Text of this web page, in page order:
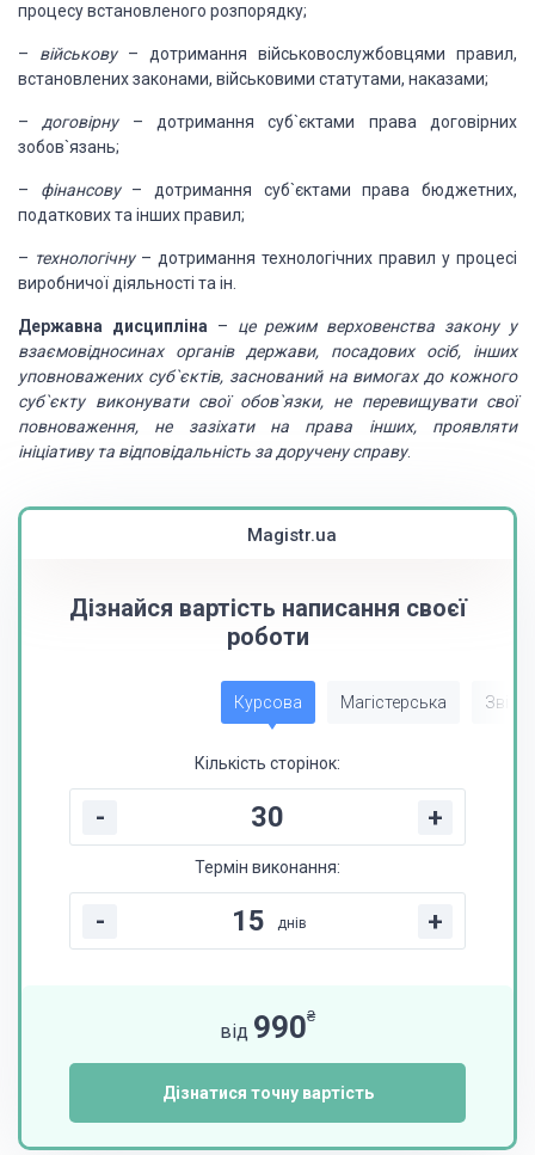
процесу встановленого розпорядку;
– військову– дотримання військовослужбовцями правил,
встановлених законами, військовими статутами, наказами;
– договірну– дотримання суб`єктами права договірних
зобов`язань;
– фінансову– дотримання суб`єктами права бюджетних,
податкових та інших правил;
– технологічну – дотримання технологічних правил у процесі
виробничої діяльності та ін.
Державна дисципліна – це режим верховенства закону у
взаємовідносинахорганів держави, посадових осіб, інших
уповноважених суб`єктів, заснований на вимогахдо кожного
суб`єкту виконувати свої обов`язки, не перевищувати свої
повноваження, не зазіхати на права інших, проявляти
ініціативу та відповідальність за дорученусправу.
Magistr.ua
Дізнайся вартість написання своєї
роботи
Курсова Магістерська Звіт
Кількість сторінок:
- +
Термін виконання:
- днів +
від 990₴
Дізнатися точну вартість